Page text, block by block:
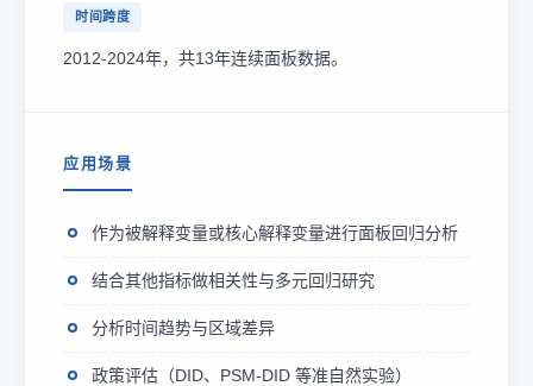
时间跨度
2012-2024年，共13年连续面板数据。
应用场景
作为被解释变量或核心解释变量进行面板回归分析
结合其他指标做相关性与多元回归研究
分析时间趋势与区域差异
政策评估（DID、PSM-DID 等准自然实验）